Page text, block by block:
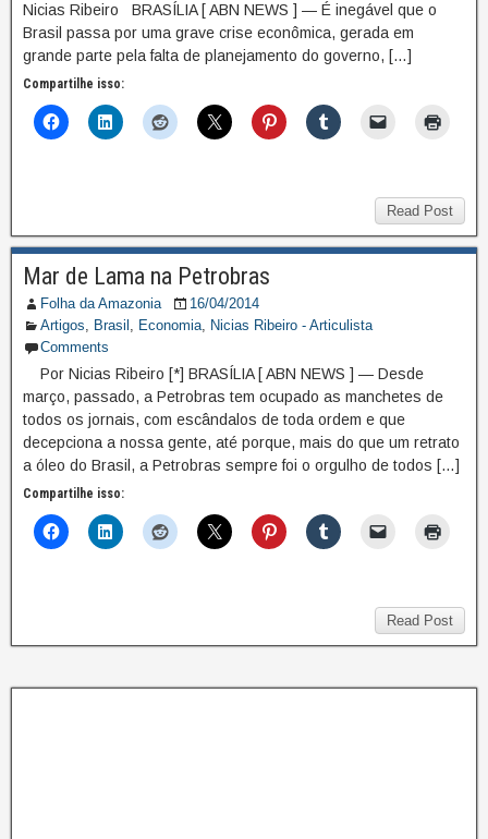
Nicias Ribeiro BRASÍLIA [ ABN NEWS ] — É inegável que o
Brasil passa por uma grave crise econômica, gerada em
grande parte pela falta de planejamento do governo, […]
Compartilhe isso:
Read Post
Mar de Lama na Petrobras
Folha da Amazonia
16/04/2014
Artigos, Brasil , Economia, Nicias Ribeiro - Articulista
Comments
Por Nicias Ribeiro [*] BRASÍLIA [ ABN NEWS ] — Desde
março, passado, a Petrobras tem ocupado as manchetes de
todos os jornais, com escândalos de toda ordem e que
decepciona a nossa gente, até porque, mais do que um retrato
a óleo do Brasil, a Petrobras sempre foi o orgulho de todos […]
Compartilhe isso:
Read Post